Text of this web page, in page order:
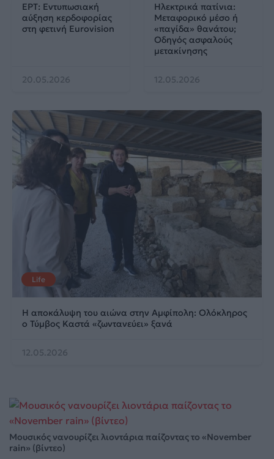
ΕΡΤ: Εντυπωσιακή
αύξηση κερδοφορίας
στη φετινή Eurovision
20.05.2026
Ηλεκτρικά πατίνια:
Μεταφορικό μέσο ή
«παγίδα» θανάτου;
Οδηγός ασφαλούς
μετακίνησης
12.05.2026
Life
Η αποκάλυψη του αιώνα στην Αμφίπολη: Ολόκληρος
ο Τύμβος Καστά «ζωντανεύει» ξανά
12.05.2026
Μουσικός νανουρίζει λιοντάρια παίζοντας το «November
rain» (βίντεο)